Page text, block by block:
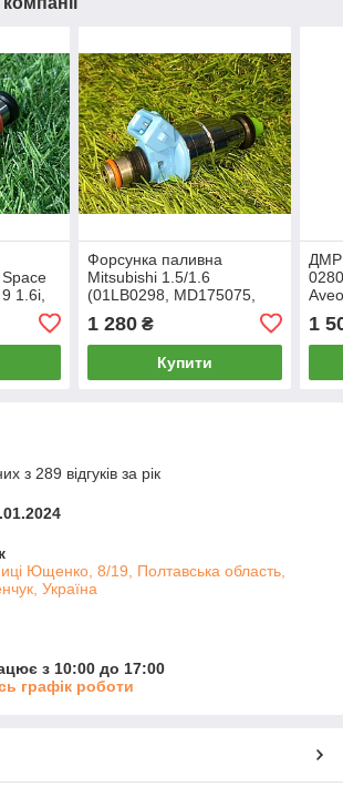
1.6i,
Форсунка паливна
Mitsubishi 1.5/1.6
(01LB0298, MD175075,
1 280₴
Купити
1
з 289 відгуків за рік
Ющенко, 8/19, Полтавська область,
Україна
з 10:00 до 17:00
графік роботи